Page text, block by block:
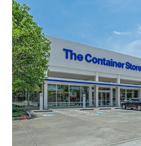
High Barriers to Entry
One-of-a-kind Investment
Woodlands Mall Ring Road
Exceptional Covered Land
Generational Hold
Unmatched Demographic
Houston's Premier Suburban
Community